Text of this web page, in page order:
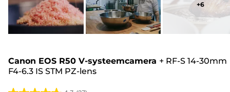
+6
Canon EOS R50 V-systeemcamera + RF-S 14-30mm
F4-6.3 IS STM PZ-lens